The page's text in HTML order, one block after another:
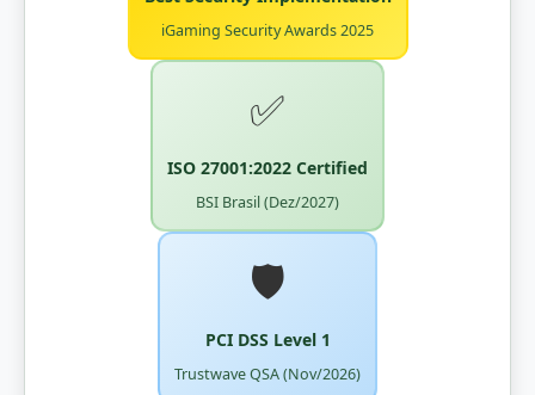
iGaming Security Awards 2025
✅
ISO 27001:2022 Certified
BSI Brasil (Dez/2027)
🛡️
PCI DSS Level 1
Trustwave QSA (Nov/2026)